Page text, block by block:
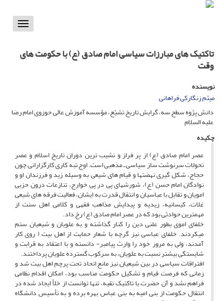
Toggle
تاکتیک‏ های مبارزات سیاسی امام صادق (ع) با حکومت ‏های
وقت
نویسنده
میثم زنگارکی فراهانی
دانش ‏پژوه سطح سه، گرایش تاریخ تشیّع، مؤسسه آموزش عالی حوزوی امام رضا
علیه السلام
چکیده
عصر امام صادق (ع) از پر فراز و نشیب ترین دوران تاریخ اسلام و عصر
تحولات سرنوشت ساز سیاسی ـ مذهبی است. اوج تبه کاری کارگزارانی چون
حجاج، شکل گیری نهضت‏ها و قیام های شیعی به وسیله زید و فرزندان او و
نوادگان امام حسن (ع)، شورشهای پی در پی خوارج، تنازعات درون حزبی
امویان و تقابل با عباسیان و انتقال قدرت به ایشان، فعالیت فرقه‏ های شیعی
غلات، کیسانیه، زیدیه و پیدایش مذاهب فقهی و کلامی اهل سنت از
مهم‏ترین حوادثی بود که در عصر امام صادق (ع) رخ داد.
خلفای اموی بطور علنی دین را کنار گذاشته و به علویان و شیعیان ستم
می‏کردند. خلفای عباسی نیز گرچه با شعار حمایت از اهل بیت ( روی کار
آمدند، ولی به مرور خود را وارث پیامبر- دانسته و با اعتقاد به قرابت و
شایستگی بیش‏تر نسبت به علویان، به سرکوب گسترده علویان پرداختند.
افتراقات سیاسی در بین شیعیان نیز مانع اتحاد تحت پرچم اهل بیت شد و
زمانی که فرصت قیام و تشکیل حکومت مناسب بود، امکان اقدام نظامی
فراهم نشد و آن حضرت با تاکتیک تقیه، تنها توانست از خلأ ایجاد شده در
انتقال حکومت از بنی امیه به بنی عباس بهره برده و به تأسیس دانشگاه